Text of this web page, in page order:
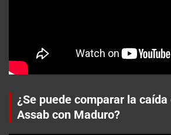
¿Se puede comparar la
Assab con Maduro?